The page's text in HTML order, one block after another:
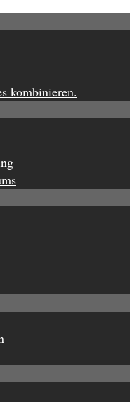
kombinieren.